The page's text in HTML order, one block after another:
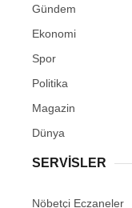
Gündem
Ekonomi
Spor
Politika
Magazin
Dünya
SERVİSLER
Nöbetçi Eczaneler